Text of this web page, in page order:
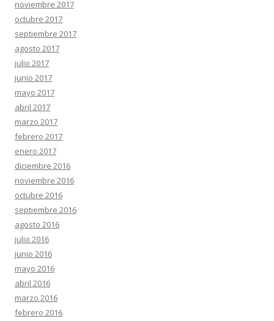
noviembre 2017
octubre 2017
septiembre 2017
agosto 2017
julio 2017
junio 2017
mayo 2017
abril 2017
marzo 2017
febrero 2017
enero 2017
diciembre 2016
noviembre 2016
octubre 2016
septiembre 2016
agosto 2016
julio 2016
junio 2016
mayo 2016
abril 2016
marzo 2016
febrero 2016